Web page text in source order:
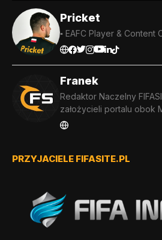
Pricket
▪️ EAFC Player & Content
Franek
Redaktor Naczelny
założycieli portalu obok
PRZYJACIELE FIFASITE.PL